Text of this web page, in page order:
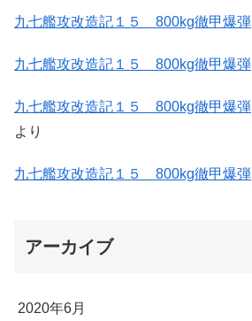
九七艦攻改造記１５ 800kg徹甲爆弾
九七艦攻改造記１５ 800kg徹甲爆弾
九七艦攻改造記１５ 800kg徹甲爆弾
より
九七艦攻改造記１５ 800kg徹甲爆弾
アーカイブ
2020年6月